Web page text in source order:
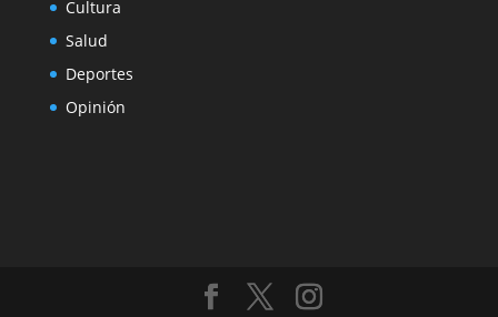
Cultura
Salud
Deportes
Opinión